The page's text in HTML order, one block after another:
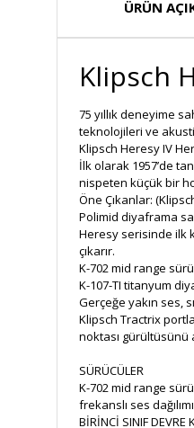
ÜRÜN
Klipsch
75 yıllık deneyime
teknolojileri ve
Klipsch Heresy IV
İlk olarak 1957’de
nispeten küçük bir
Öne Çıkanlar:
Polimid diyaframa
Heresy serisinde ilk
çıkarır.
K-702 mid range
K-107-TI titanyum
Gerçeğe yakın ses,
Klipsch Tractrix
noktası gürültüsünü
SÜRÜCÜLER
K-702 mid range
frekanslı ses
BİRİNCİ SINIF DEVRE